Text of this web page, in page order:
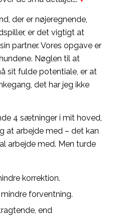
der er nøjeregnende,
er det vigtigt at
partner. Vores opgave er
Nøglen til at
sit fulde potentiale, er at
det har jeg ikke
4 sætninger i mit hoved,
at arbejde med – det kan
arbejde med. Men turde
korrektion.
forventning.
end